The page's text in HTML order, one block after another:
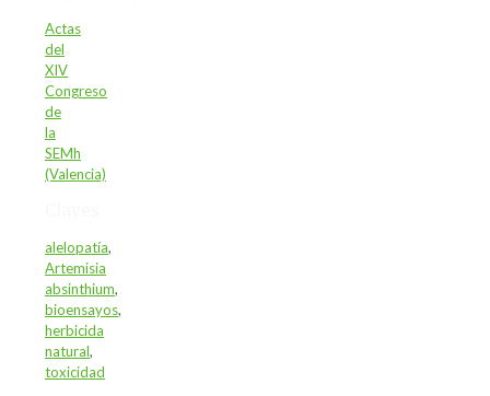
Actas
del
XIV
Congreso
de
la
SEMh
(Valencia)
alelopatía,
Artemisia
absinthium,
bioensayos,
herbicida
natural,
toxicidad